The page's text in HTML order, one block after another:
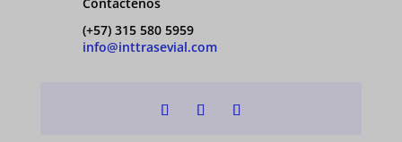
(+57) 315 580 5959
info@inttrasevial.com